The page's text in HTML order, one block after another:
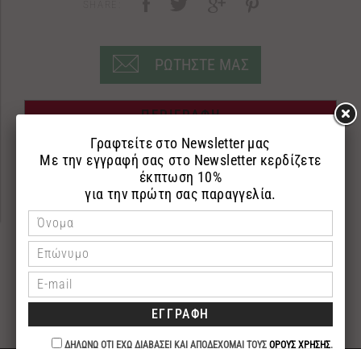
ΡΩΤΗΣΤΕ ΜΑΣ
ΠΕΡΙΓΡΑΦΗ
ΕΠΙΣΤΡΟΦΕΣ
ΠΛΗΡΩΜΗ
200ml Body butter
Body Butter χωρίς parabens,με βιολογικό λάδι
ελιάς,βιταμίνη Ε,shea butter,βούτυρο κακάου και
λάδι
καρύδας.